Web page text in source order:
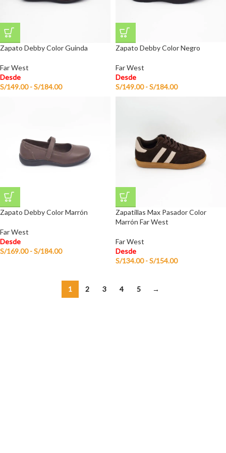
Zapato Debby Color Guinda
Far West
Desde
S/149.00 -S/184.00
Zapato Debby Color Negro
Far West
Desde
S/149.00 -S/184.00
Zapato Debby Color Marrón
Far West
Desde
S/169.00 -S/184.00
Zapatillas Max Pasador Color
Marrón Far West
Far West
Desde
S/134.00 -S/154.00
1 2 3 4 5 →